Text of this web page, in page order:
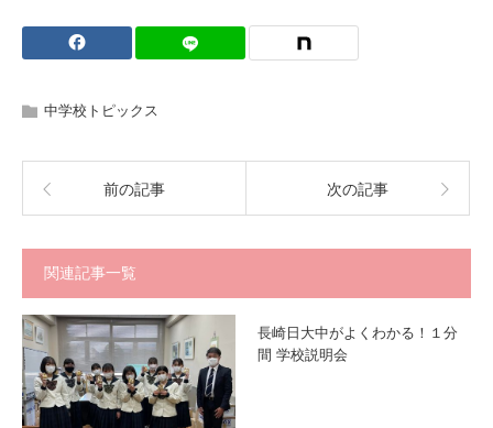
中学校トピックス
前の記事 次の記事
関連記事一覧
長崎日大中がよくわかる！１分
間 学校説明会